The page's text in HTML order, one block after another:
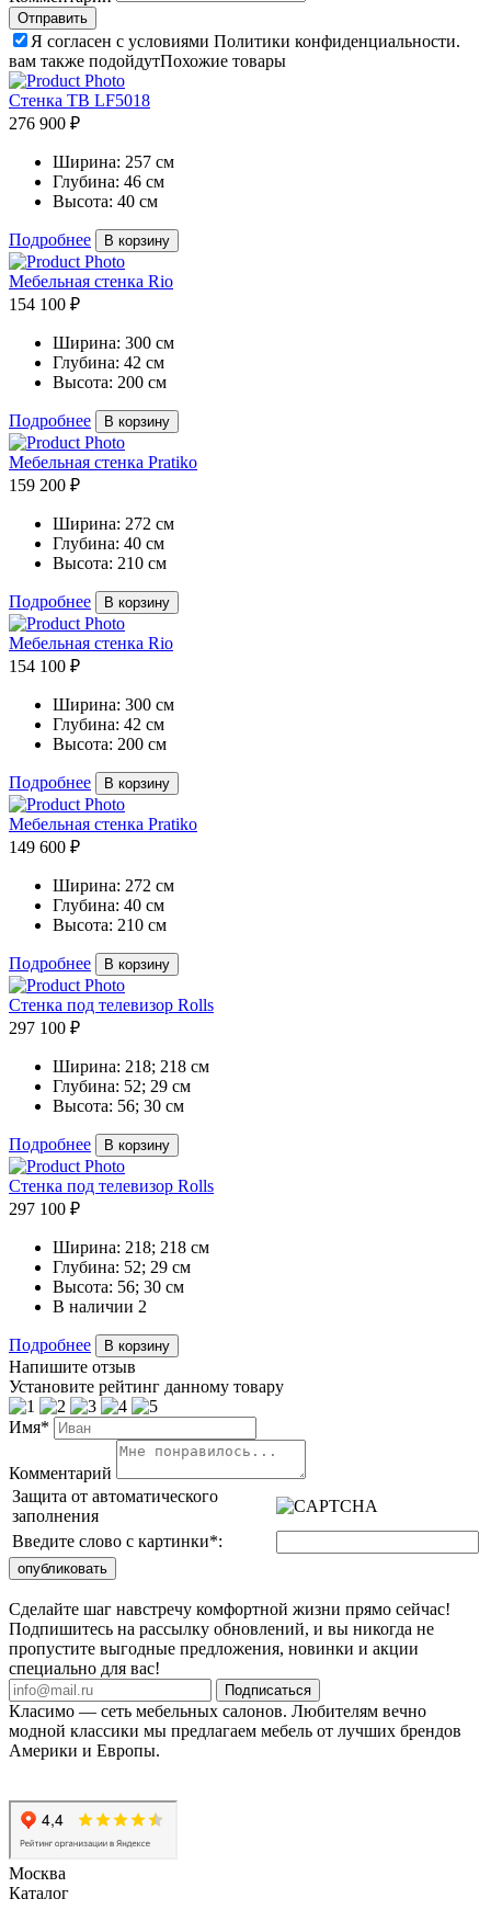
Я согласен с условиями Политики конфиденциальности.
вам также подойдутПохожие товары
Стенка ТВ LF5018
276 900 ₽
Ширина: 257 см
Глубина: 46 см
Высота: 40 см
Подробнее В корзину
Мебельная стенка Rio
154 100 ₽
Ширина: 300 см
Глубина: 42 см
Высота: 200 см
Подробнее В корзину
Мебельная стенка Pratiko
159 200 ₽
Ширина: 272 см
Глубина: 40 см
Высота: 210 см
Подробнее В корзину
Мебельная стенка Rio
154 100 ₽
Ширина: 300 см
Глубина: 42 см
Высота: 200 см
Подробнее В корзину
Мебельная стенка Pratiko
149 600 ₽
Ширина: 272 см
Глубина: 40 см
Высота: 210 см
Подробнее В корзину
Стенка под телевизор Rolls
297 100 ₽
Ширина: 218; 218 см
Глубина: 52; 29 см
Высота: 56; 30 см
Подробнее В корзину
Стенка под телевизор Rolls
297 100 ₽
Ширина: 218; 218 см
Глубина: 52; 29 см
Высота: 56; 30 см
В наличии 2
Подробнее В корзину
Напишите отзыв
Установите рейтинг данному товару
Имя*
Комментарий
Защита от автоматического
заполнения
Введите слово с картинки*:
Сделайте шаг навстречу комфортной жизни прямо сейчас!
Подпишитесь на рассылку обновлений, и вы никогда не
пропустите выгодные предложения, новинки и акции
специально для вас!
Подписаться
Класимо — cеть мебельных салонов. Любителям вечно
модной классики мы предлагаем мебель от лучших брендов
Америки и Европы.
Москва
Каталог